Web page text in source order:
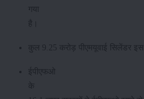
गया
है।
कुल 9.25 करोड़ पीएमयूवाई सिलेंडर
ईपीएफओ
के